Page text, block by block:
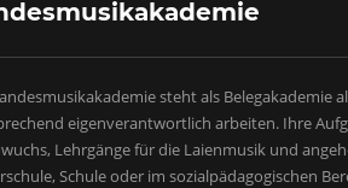
steht als Belegakademie
eigenverantwortlich arbeiten. Ihre
Lehrgänge für die Laienmusik und
Schule oder im sozialpädagogischen